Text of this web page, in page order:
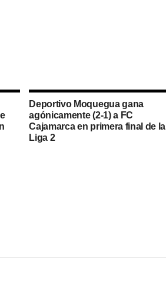
Deportivo Moquegua gana
agónicamente (2-1) a FC
Cajamarca en primera final de la
Liga 2